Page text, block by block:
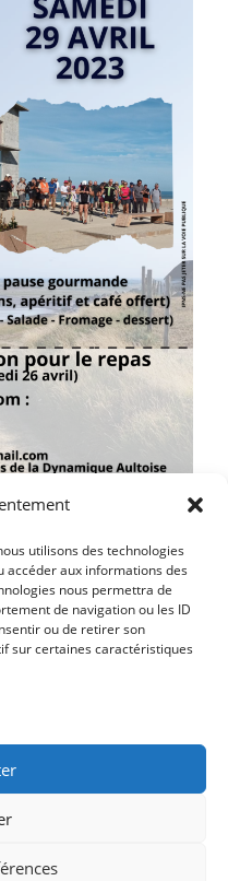
utilisons des technologies
accéder aux informations des
nous permettra de
de navigation ou les ID
ou de retirer son
sur certaines caractéristiques
PARLE !
A L’ÉGLISE D’AULT